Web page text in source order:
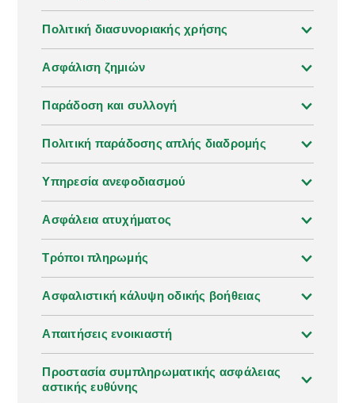
Πολιτική διασυνοριακής χρήσης
Ασφάλιση ζημιών
Παράδοση και συλλογή
Πολιτική παράδοσης απλής διαδρομής
Υπηρεσία ανεφοδιασμού
Ασφάλεια ατυχήματος
Τρόποι πληρωμής
Ασφαλιστική κάλυψη οδικής βοήθειας
Απαιτήσεις ενοικιαστή
Προστασία συμπληρωματικής ασφάλειας
αστικής ευθύνης